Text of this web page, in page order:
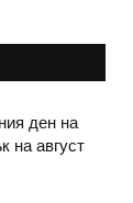
ден на
на август